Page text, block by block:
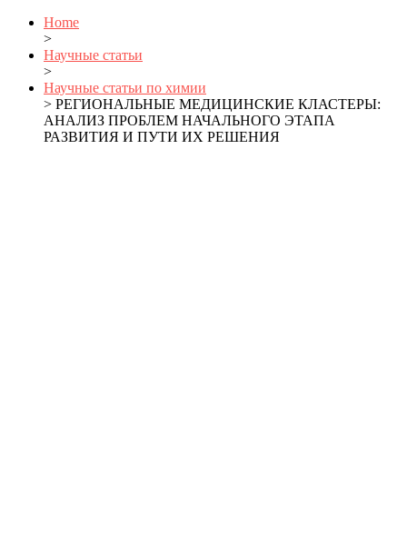
Home
>
Научные статьи
>
Научные статьи по химии
> РЕГИОНАЛЬНЫЕ МЕДИЦИНСКИЕ КЛАСТЕРЫ:
АНАЛИЗ ПРОБЛЕМ НАЧАЛЬНОГО ЭТАПА
РАЗВИТИЯ И ПУТИ ИХ РЕШЕНИЯ